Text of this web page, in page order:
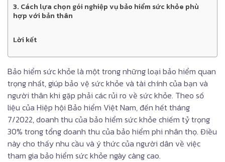
3. Cách lựa chọn gói nghiệp vụ bảo hiểm sức khỏe phù
hợp với bản thân
Lời kết
Bảo hiểm sức khỏe là một trong những loại bảo hiểm quan
trọng nhất, giúp bảo vệ sức khỏe và tài chính của bạn và
người thân khi gặp phải các rủi ro về sức khỏe. Theo số
liệu của Hiệp hội Bảo hiểm Việt Nam, đến hết tháng
7/2022, doanh thu của bảo hiểm sức khỏe chiếm tỷ trọng
30% trong tổng doanh thu của bảo hiểm phi nhân thọ. Điều
này cho thấy nhu cầu và ý thức của người dân về việc
tham gia bảo hiểm sức khỏe ngày càng cao.